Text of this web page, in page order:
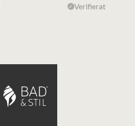
Verifierat